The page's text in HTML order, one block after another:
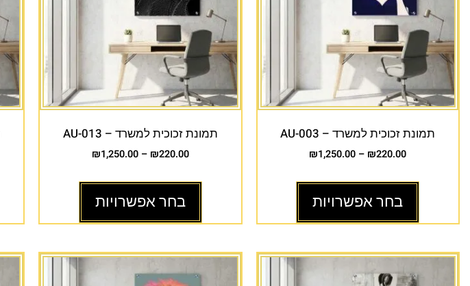
תמונת זכוכית למשרד – AU-003
₪220.00
–
₪1,250.00
בחר אפשרויות
תמונת זכוכית למשרד – AU-013
₪220.00
–
₪1,250.00
בחר אפשרויות